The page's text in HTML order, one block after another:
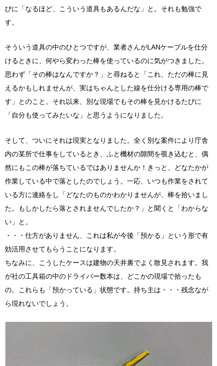
びに「なるほど、こういう道具もあるんだな」と。それも勉強で
す。
そういう道具の中のひとつですが、業者さんがLANケーブルを仕分
けるときに、何やら変わった棒を使っているのに気がつきました。
思わず「その棒はなんですか？」と尋ねると「これ、ただの棒に見
えるかもしれませんが、実はちゃんとした線を仕分ける専用の棒で
す」とのこと。それ以来、別な現場でもその棒を見かけるたびに
「自分も使ってみたいな」と思うようになりました。
そして、ついにそれは現実となりました。全く別な案件により庁舎
内の某所で仕事をしているとき、ふと機材の隙間を覗き込むと、偶
然にもこの棒が落ちているではありませんか！きっと、どなたかが
作業している中で落としたのでしょう。一応、いつも作業をされて
いる方に連絡をし「どなたのものかわかりませんが、棒を拾いまし
た。もしかしたら落とされませんでしたか？」と聞くと「わからな
い」と。
・・・仕方がありません、これは私が今後「預かる」という形で有
効活用させてもらうことになります。
ちなみに、こうしたケースは建物の天井裏でよく散見されます。我
が社の工具箱の中のドライバー数本は、どこかの現場で拾ったも
の。これらも「預かっている」状態です。持ち主は・・・残念なが
ら現れないでしょう。